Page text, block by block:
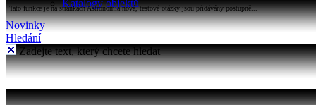
Katalogy objektů
Tato funkce je na stránkách Astronomia nová, testové otázky jsou přidávány postupně...
Novinky
Hledání
Zadejte text, který chcete hledat